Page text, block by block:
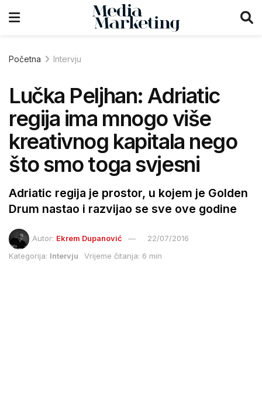
Početna Intervju
Lučka Peljhan: Adriatic
regija ima mnogo više
kreativnog kapitala nego
što smo toga svjesni
Adriatic regija je prostor, u kojem je Golden
Drum nastao i razvijao se sve ove godine
Autor: Ekrem Dupanović
22/07/2016
Kategorija: Intervju Vrijeme čitanja: 6 min